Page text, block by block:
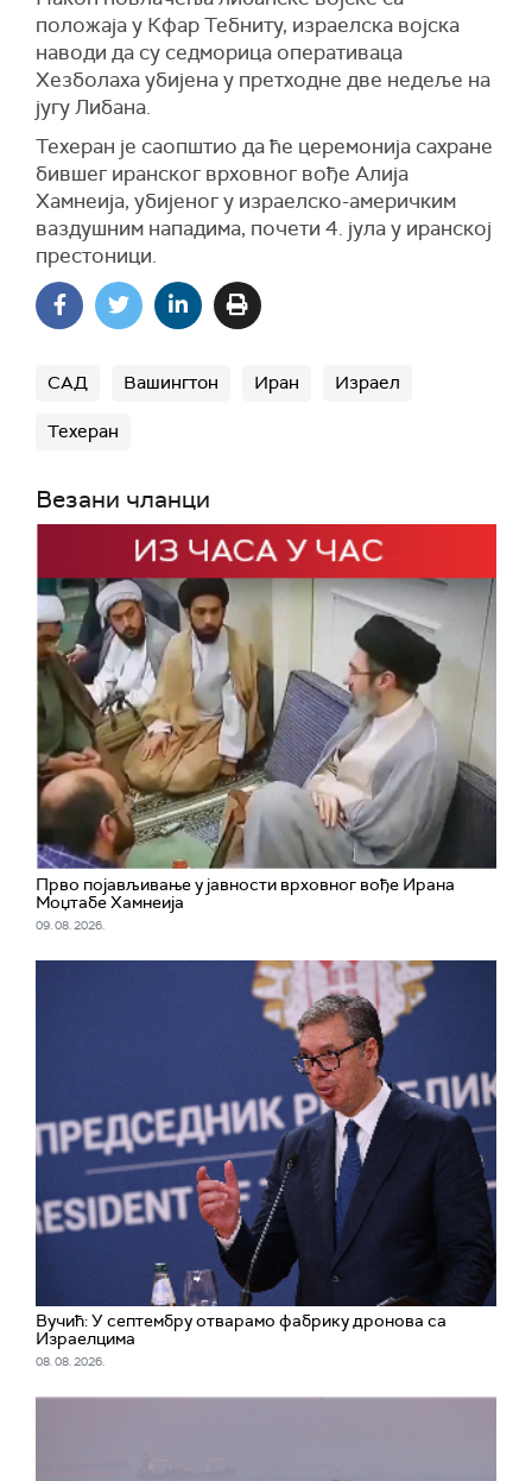
положаја у Кфар Тебниту, израелска војска
наводи да су седморица оперативаца
Хезболаха убијена у претходне две недеље на
југу Либана.
Техеран је саопштио да ће церемонија сахране
бившег иранског врховног вође Алија
Хамнеија, убијеног у израелско-америчким
ваздушним нападима, почети 4. јула у иранској
престоници.
САД Вашингтон Иран Израел
Техеран
Везани чланци
Прво појављивање у јавности врховног вође Ирана
Моџтабe Хамнеија
09. 08. 2026.
Вучић: У септембру отварамо фабрику дронова са
Израелцима
08. 08. 2026.